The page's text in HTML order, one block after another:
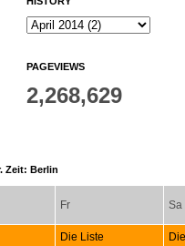
PAGEVIEWS
2,268,629
Zeit: Berlin
Fr Sa
Die Liste